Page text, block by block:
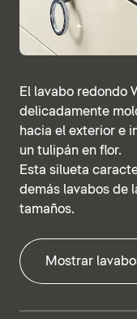
El lavabo redondo
delicadamente
hacia el exterior e
un tulipán en flor.
Esta silueta
demás lavabos de
tamaños.
Mostrar